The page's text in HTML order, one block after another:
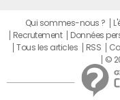
Qui sommes-nous ?
Recrutement
Données
Tous les articles
RSS
©